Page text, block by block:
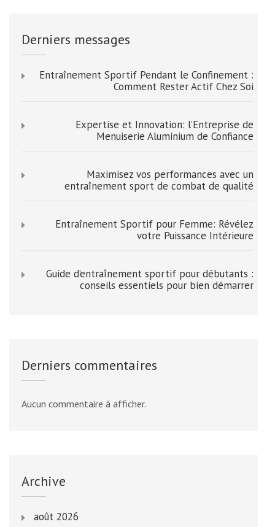
Derniers messages
Entraînement Sportif Pendant le Confinement :
Comment Rester Actif Chez Soi
Expertise et Innovation: l’Entreprise de
Menuiserie Aluminium de Confiance
Maximisez vos performances avec un
entraînement sport de combat de qualité
Entraînement Sportif pour Femme: Révélez
votre Puissance Intérieure
Guide d’entraînement sportif pour débutants :
conseils essentiels pour bien démarrer
Derniers commentaires
Aucun commentaire à afficher.
Archive
août 2026